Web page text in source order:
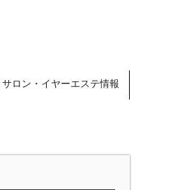
ロン・イヤーエステ情報